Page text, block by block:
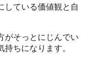
している価値観と自
がそっとにじんでい
ちになります。